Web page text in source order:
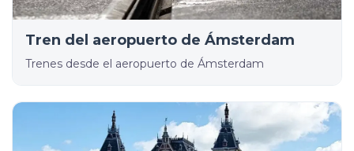
Tren del aeropuerto de Ámsterdam
Trenes desde el aeropuerto de Ámsterdam